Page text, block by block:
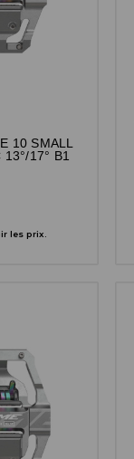
10 SMALL
17° B1
les prix.